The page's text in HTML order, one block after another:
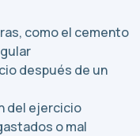
como el cemento
después de un
del ejercicio
o mal